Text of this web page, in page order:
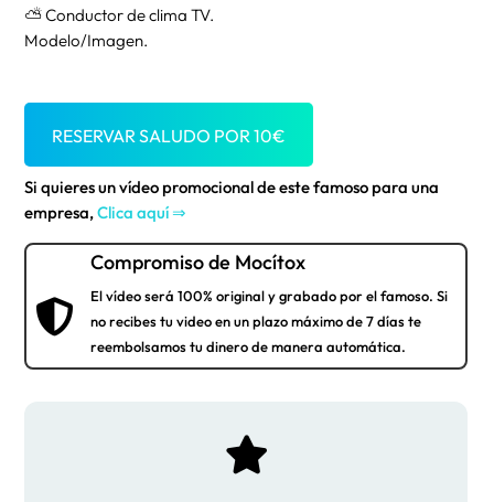
⛅ Conductor de clima TV.
Modelo/Imagen.
RESERVAR SALUDO POR10€
Si quieres un vídeo promocional de este famoso para una
empresa,Clica aquí ⇒

Compromiso de Mocítox
El vídeo será 100% original y grabado por el famoso. Si
no recibes tu video en un plazo máximo de 7 días te
reembolsamos tu dinero de manera automática.
